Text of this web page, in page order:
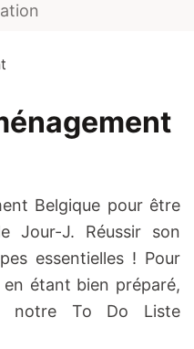
Belgique pour être
Jour-J. Réussir son
essentielles ! Pour
étant bien préparé,
notre To Do Liste